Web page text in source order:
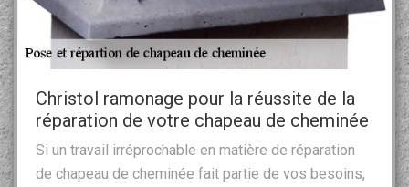
Christol ramonage pour la réussite de la
réparation de votre chapeau de cheminée
Si un travail irréprochable en matière de réparation
de chapeau de cheminée fait partie de vos besoins,